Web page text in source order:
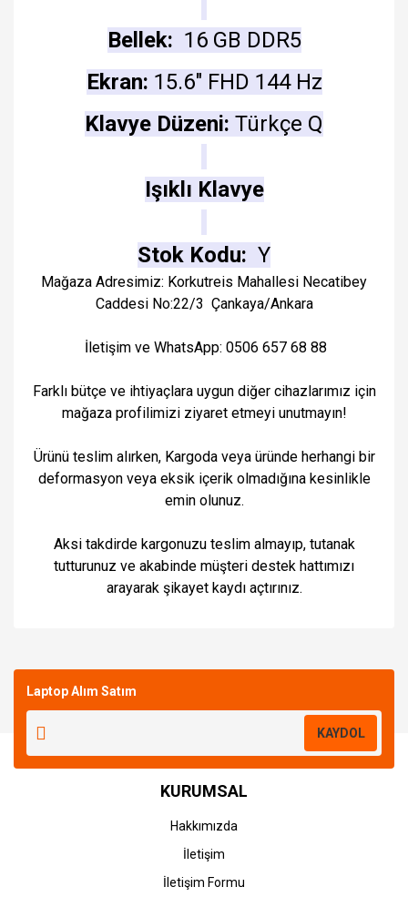
Bellek: 16 GB DDR5
Ekran: 15.6" FHD 144 Hz
Klavye Düzeni: Türkçe Q
Işıklı Klavye
Stok Kodu: Y
Mağaza Adresimiz: Korkutreis Mahallesi Necatibey
Caddesi No:22/3 Çankaya/Ankara
İletişim ve WhatsApp: 0506 657 68 88
Farklı bütçe ve ihtiyaçlara uygun diğer cihazlarımız için
mağaza profilimizi ziyaret etmeyi unutmayın!
Ürünü teslim alırken, Kargoda veya üründe herhangi bir
deformasyon veya eksik içerik olmadığına kesinlikle
emin olunuz.
Aksi takdirde kargonuzu teslim almayıp, tutanak
tutturunuz ve akabinde müşteri destek hattımızı
arayarak şikayet kaydı açtırınız.
Laptop Alım Satım
KAYDOL
KURUMSAL
Hakkımızda
İletişim
İletişim Formu